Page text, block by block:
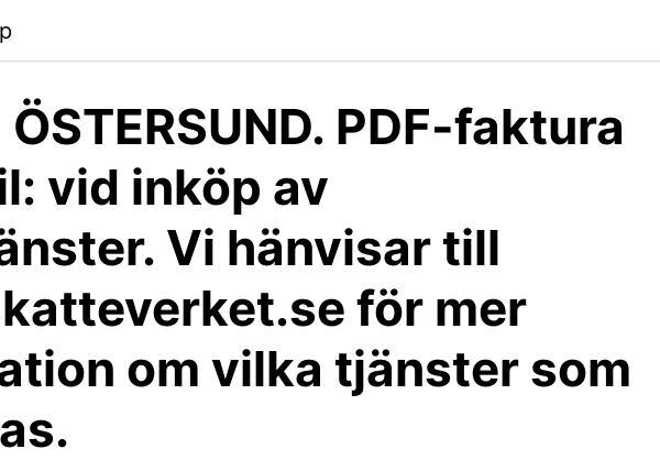
PDF-faktura
vid inköp av
Vi hänvisar till
för mer
om vilka tjänster som